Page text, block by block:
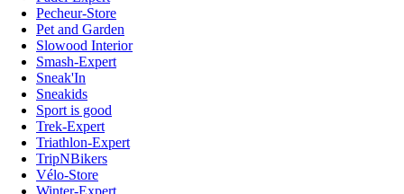
Pecheur-Store
Pet and Garden
Slowood Interior
Smash-Expert
Sneak'In
Sneakids
Sport is good
Trek-Expert
Triathlon-Expert
TripNBikers
Vélo-Store
Winter-Expert